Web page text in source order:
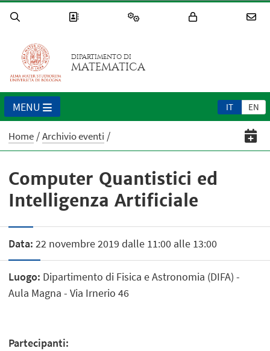
DIPARTIMENTO DI
MATEMATICA
IT EN
MENU
Home Archivio eventi
Computer Quantistici ed
Intelligenza Artificiale
Data: 22 novembre 2019 dalle 11:00 alle 13:00
Luogo: Dipartimento di Fisica e Astronomia (DIFA) -
Aula Magna - Via Irnerio 46
Partecipanti: